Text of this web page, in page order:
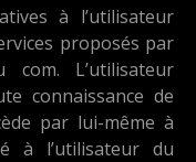
à l’utilisateur
proposés par
L’utilisateur
connaissance de
par lui-même à
à l’utilisateur du